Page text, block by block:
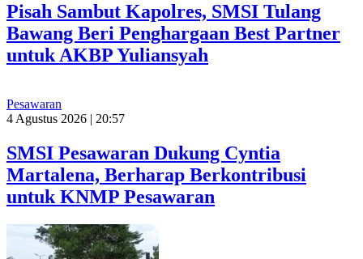
Pisah Sambut Kapolres, SMSI Tulang
Bawang Beri Penghargaan Best Partner
untuk AKBP Yuliansyah
Pesawaran
4 Agustus 2026 | 20:57
SMSI Pesawaran Dukung Cyntia
Martalena, Berharap Berkontribusi
untuk KNMP Pesawaran